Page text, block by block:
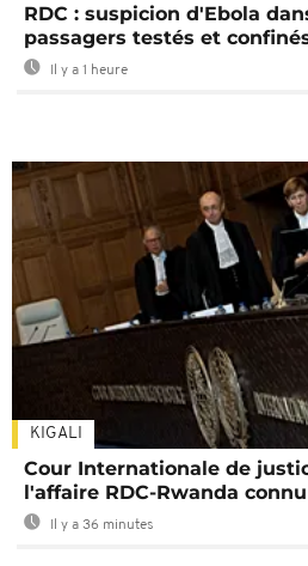
RDC : suspicion d'Ebola
passagers testés et
Il y a 1 heure
KIGALI
Cour Internationale de
l'affaire RDC-Rwanda connu
Il y a 36 minutes